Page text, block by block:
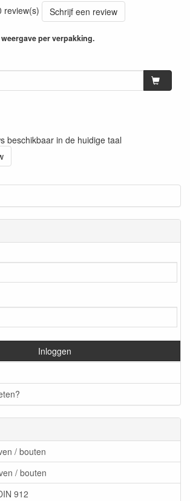
Inloggen
/ bouten
/ bouten
912
review(s)
Schrijf een review
per verpakking.
beschikbaar in de huidige taal